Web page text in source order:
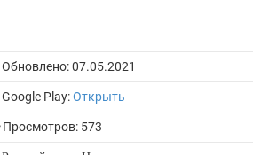
Обновлено:07.05.2021
Google Play:Открыть
Просмотров: 573